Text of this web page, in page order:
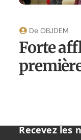
DeOBJDEM
Forte
Recevez les